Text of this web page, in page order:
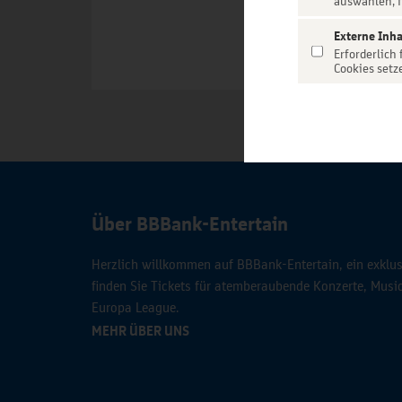
Über BBBank-Entertain
Herzlich willkommen auf BBBank-Entertain, ein
finden Sie Tickets für atemberaubende Konzerte,
Europa League.
MEHR ÜBER UNS
Externe
Erforderlich
Cookies